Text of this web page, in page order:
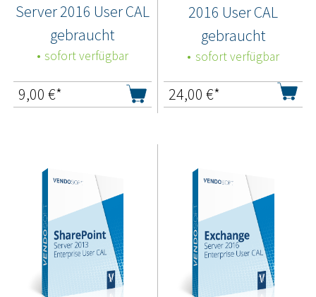
Server 2016 User CAL
gebraucht
sofort verfügbar
9,00 €*
2016 User CAL
gebraucht
sofort verfügbar
24,00 €*